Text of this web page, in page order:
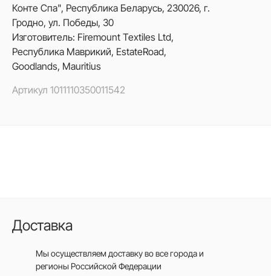
Конте Спа", Республика Беларусь, 230026, г.
Гродно, ул. Победы, 30
Изготовитель: Firemount Textiles Ltd,
Республика Маврикий, EstateRoad,
Goodlands, Mauritius
Артикул 1011110350011542
Доставка
Мы осуществляем доставку во все городаи
регионы Российской Федерации